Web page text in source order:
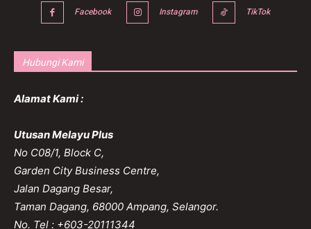
Facebook Instagram TikTok
Hubungi Kami
Alamat Kami :
Utusan Melayu Plus
No C08/1, Block C,
Garden City Business Centre,
Jalan Dagang Besar,
Taman Dagang, 68000 Ampang, Selangor.
No. Tel : +603-20111344